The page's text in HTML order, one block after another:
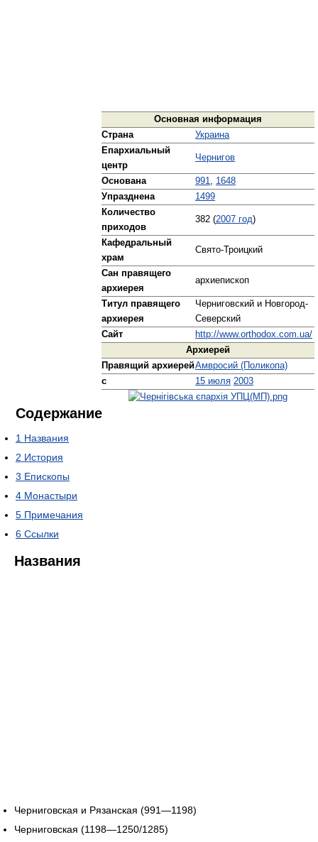
Основная информация
Страна
Украина
Епархиальный
центр
Чернигов
Основана 991, 1648
Упразднена
1499
Количество
приходов
382 (2007 год)
Кафедральный
храм
Свято-Троицкий
Сан правящего
архиерея
архиепископ
Титул правящего
архиерея
Черниговский и Новгород-
Северский
Сайт
http://www.orthodox.com.ua/
Архиерей
Правящий архиерейАмвросий (Поликопа)
с
15 июля 2003
Содержание
1 Названия
2 История
3 Епископы
4 Монастыри
5 Примечания
6 Ссылки
Названия
Черниговская и Рязанская (991—1198)
Черниговская (1198—1250/1285)